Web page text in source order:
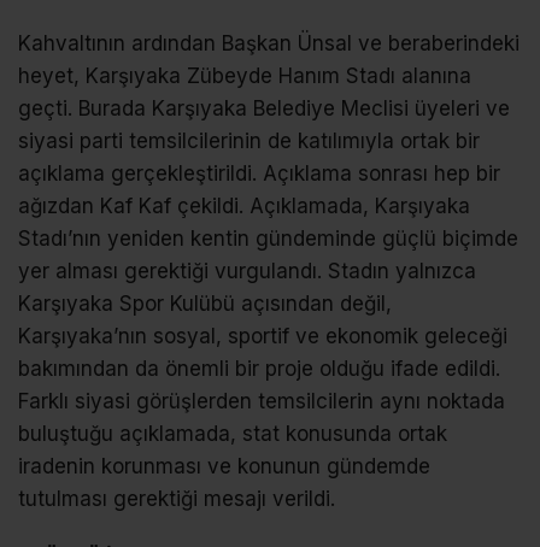
Kahvaltının ardından Başkan Ünsal ve beraberindeki
heyet, Karşıyaka Zübeyde Hanım Stadı alanına
geçti. Burada Karşıyaka Belediye Meclisi üyeleri ve
siyasi parti temsilcilerinin de katılımıyla ortak bir
açıklama gerçekleştirildi. Açıklama sonrası hep bir
ağızdan Kaf Kaf çekildi. Açıklamada, Karşıyaka
Stadı’nın yeniden kentin gündeminde güçlü biçimde
yer alması gerektiği vurgulandı. Stadın yalnızca
Karşıyaka Spor Kulübü açısından değil,
Karşıyaka’nın sosyal, sportif ve ekonomik geleceği
bakımından da önemli bir proje olduğu ifade edildi.
Farklı siyasi görüşlerden temsilcilerin aynı noktada
buluştuğu açıklamada, stat konusunda ortak
iradenin korunması ve konunun gündemde
tutulması gerektiği mesajı verildi.